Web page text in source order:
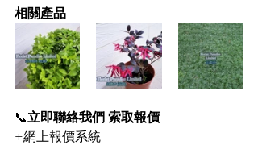
相關產品
📞立即聯絡我們 索取報價
+網上報價系統